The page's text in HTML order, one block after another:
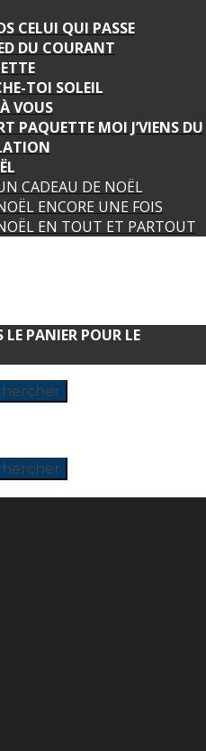
CELUI QUI PASSE
DU COURANT
TOI SOLEIL
VOUS
PAQUETTE MOI J’VIENS DU
CADEAU DE NOËL
ENCORE UNE FOIS
EN TOUT ET PARTOUT
PANIER POUR LE